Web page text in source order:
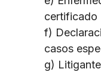
certificado
f)
casos
g)